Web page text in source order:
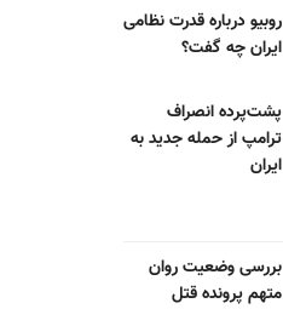
روبیو درباره قدرت نظامی
ایران چه گفت؟
پشت‌پرده انصراف
ترامپ از حمله جدید به
ایران
بررسی وضعیت روان
متهم پرونده قتل